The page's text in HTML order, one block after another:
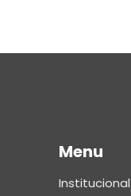
Menu
Institucional